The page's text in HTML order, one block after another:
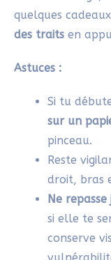
3. Ajouter
découper
Saint
Une fois les
découpés, il est
apporter vie et
par les teintes